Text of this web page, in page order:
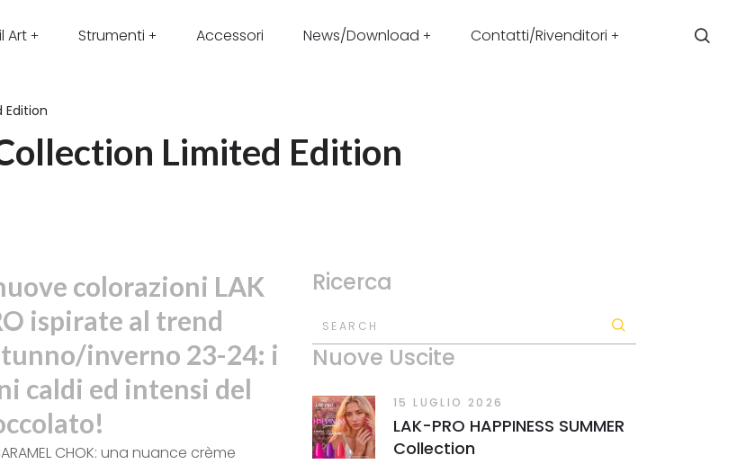
Art Strumenti Accessori News/Download Contatti/Rivenditori
Edition
Limited Edition
colorazioni LAK
ispirate al trend
inverno 23-24: i
caldi ed intensi del
CHOK: una nuance crème
Ricerca
SEARCH
Nuove Uscite
15 LUGLIO 2026
LAK-PRO HAPPINESS SUMMER
Collection